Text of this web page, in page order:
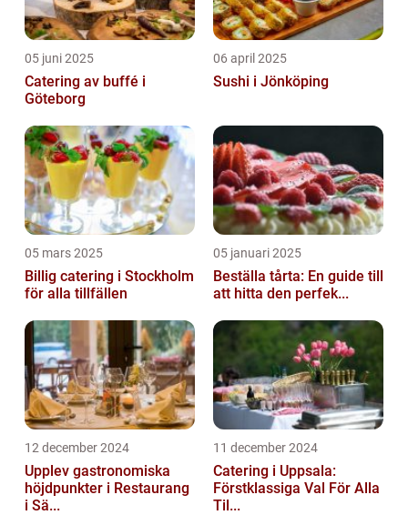
05 juni 2025
Catering av buffé i
Göteborg
06 april 2025
Sushi i Jönköping
05 mars 2025
Billig catering i Stockholm
för alla tillfällen
05 januari 2025
Beställa tårta: En guide till
att hitta den perfek...
12 december 2024
Upplev gastronomiska
höjdpunkter i Restaurang
i Sä...
11 december 2024
Catering i Uppsala:
Förstklassiga Val För Alla
Til...